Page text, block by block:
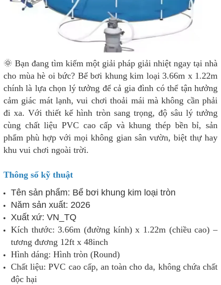
🌞 Bạn đang tìm kiếm một giải pháp giải nhiệt ngay tại nhà
cho mùa hè oi bức? Bể bơi khung kim loại 3.66m x 1.22m
chính là lựa chọn lý tưởng để cả gia đình có thể tận hưởng
cảm giác mát lạnh, vui chơi thoải mái mà không cần phải
đi xa. Với thiết kế hình tròn sang trọng, độ sâu lý tưởng
cùng chất liệu PVC cao cấp và khung thép bền bỉ, sản
phẩm phù hợp với mọi không gian sân vườn, biệt thự hay
khu vui chơi ngoài trời.
Thông số kỹ thuật
Tên sản phẩm: Bể bơi khung kim loại tròn
Năm sản xuất: 2026
Xuất xứ: VN_TQ
Kích thước: 3.66m (đường kính) x 1.22m (chiều cao) –
tương đương 12ft x 48inch
Hình dáng: Hình tròn (Round)
Chất liệu: PVC cao cấp, an toàn cho da, không chứa chất
độc hại